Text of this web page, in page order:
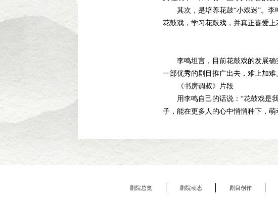
其次，是培养花鼓“小戏迷”。李
花鼓戏，学习花鼓戏，并真正喜爱上
李鸣坦言，目前花鼓戏的发展确
一部优秀的剧目推广出去，难上加
《书房调叔》片段
用李鸣自己的话说：“花鼓戏是我
子，能在更多人的心中悄悄种下，萌
剧院总览 剧院动态 剧目创作